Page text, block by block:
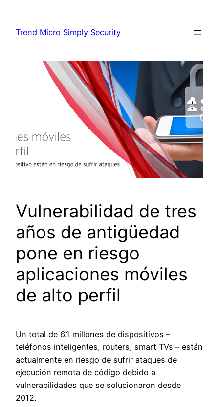
content
Trend Micro Simply Security
Vulnerabilidad de tres
años de antigüedad
pone en riesgo
aplicaciones móviles
de alto perfil
Un total de 6.1 millones de dispositivos –
teléfonos inteligentes, routers, smart TVs – están
actualmente en riesgo de sufrir ataques de
ejecución remota de código debido a
vulnerabilidades que se solucionaron desde
2012.